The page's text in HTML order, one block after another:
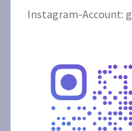
Instagram-Account: